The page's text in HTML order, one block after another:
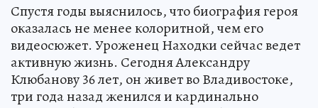
Спустя годы выяснилось, что биография героя
оказалась не менее колоритной, чем его
видеосюжет. Уроженец Находки сейчас ведет
активную жизнь. Сегодня Александру
Клюбанову 36 лет, он живет во Владивостоке,
три года назад женился и кардинально